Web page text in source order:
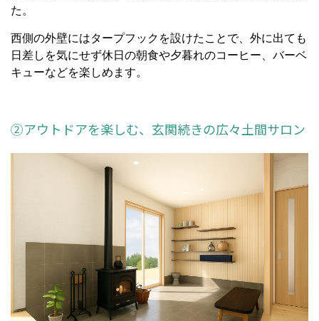
た。
西側の外壁にはタープフックを設けたことで、外に出ても
日差しを気にせず休日の朝食や夕暮れのコーヒー、バーベ
キューなどを楽しめます。
②アウトドアを楽しむ、玄関続きの広々土間サロン